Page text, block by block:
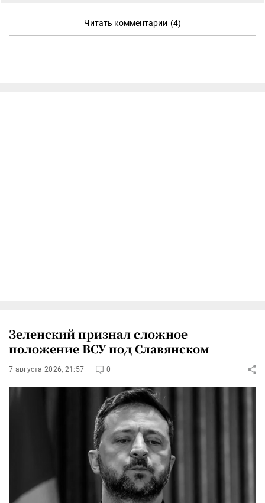
Читать комментарии (4)
Зеленский признал сложное
положение ВСУ под Славянском
7 августа 2026, 21:57 0